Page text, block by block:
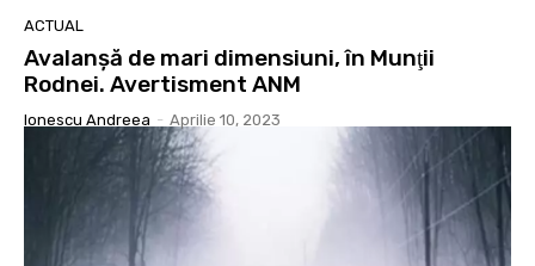
ACTUAL
Avalanşă de mari dimensiuni, în Munţii
Rodnei. Avertisment ANM
Ionescu Andreea - Aprilie 10, 2023